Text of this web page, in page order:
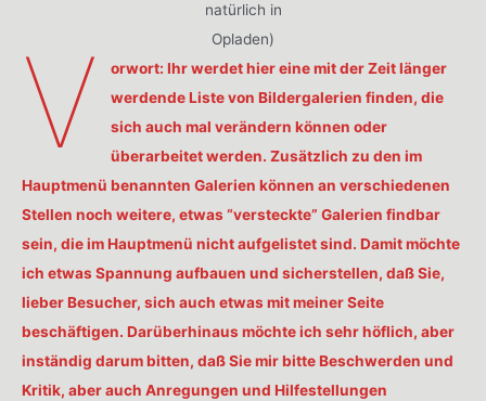
natürlich in
Opladen)
V
orwort: Ihr werdet hier eine mit der Zeit länger
werdende Liste von Bildergalerien finden, die
sich auch mal verändern können oder
überarbeitet werden. Zusätzlich zu den im
Hauptmenü benannten Galerien können an verschiedenen
Stellen noch weitere, etwas “versteckte” Galerien findbar
sein, die im Hauptmenü nicht aufgelistet sind. Damit möchte
ich etwas Spannung aufbauen und sicherstellen, daß Sie,
lieber Besucher, sich auch etwas mit meiner Seite
beschäftigen. Darüberhinaus möchte ich sehr höflich, aber
inständig darum bitten, daß Sie mir bitte Beschwerden und
Kritik, aber auch Anregungen und Hilfestellungen